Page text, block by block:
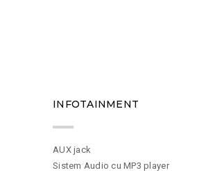
INFOTAINMENT
AUX jack
Sistem Audio cu MP3 player